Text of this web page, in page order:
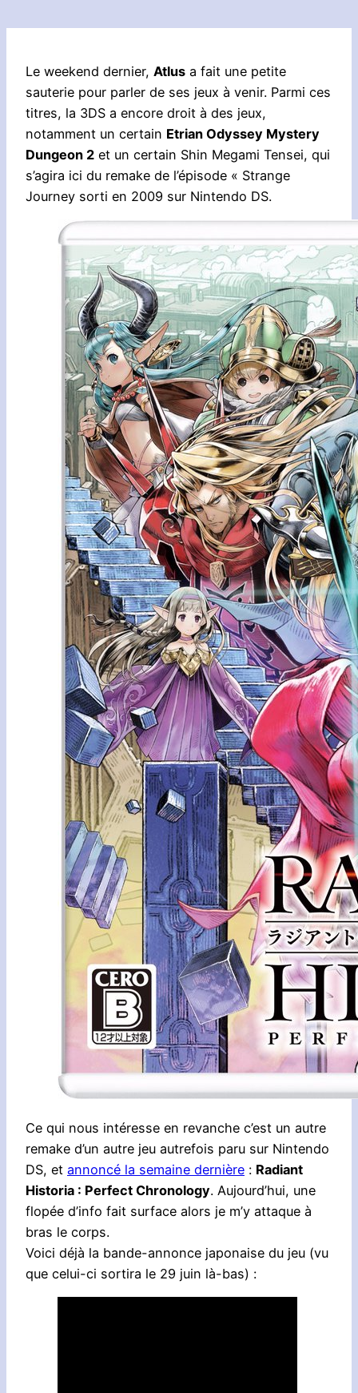
Le weekend dernier, Atlus a fait une petite
sauterie pour parler de ses jeux à venir. Parmi ces
titres, la 3DS a encore droit à des jeux,
notamment un certain Etrian Odyssey Mystery
Dungeon 2 et un certain Shin Megami Tensei, qui
s’agira ici du remake de l’épisode « Strange
Journey sorti en 2009 sur Nintendo DS.
Ce qui nous intéresse en revanche c’est un autre
remake d’un autre jeu autrefois paru sur Nintendo
DS, et annoncé la semaine dernière : Radiant
Historia : Perfect Chronology. Aujourd’hui, une
flopée d’info fait surface alors je m’y attaque à
bras le corps.
Voici déjà la bande-annonce japonaise du jeu (vu
que celui-ci sortira le 29 juin là-bas) :